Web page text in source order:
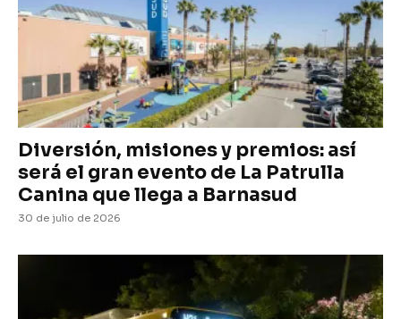
Diversión, misiones y premios: así
será el gran evento de La Patrulla
Canina que llega a Barnasud
30 de julio de 2026